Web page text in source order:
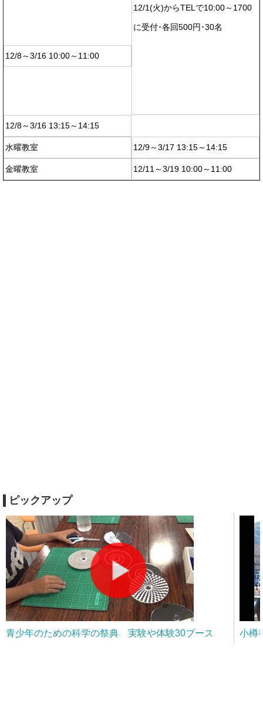
12/8～3/16 10:00～11:00
12/1(火)からTELで10:00～1700
に受付･各回500円･30名
12/8～3/16 13:15～14:15
水曜教室 12/9～3/17 13:15～14:15
金曜教室 12/11～3/19 10:00～11:00
ピックアップ
青少年のための科学の祭典 実験や体験30ブース 小樽